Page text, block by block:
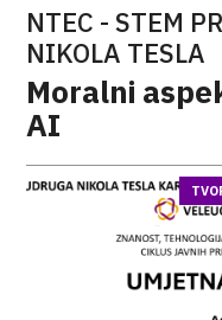
NTEC - STEM
NIKOLA TESLA
Moralni
AI